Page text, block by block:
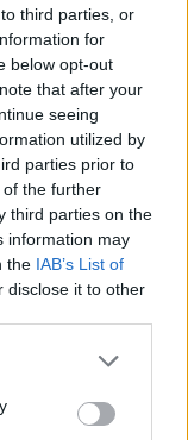
third parties, or
for
below opt-out
that after your
seeing
utilized by
parties prior to
the further
third parties on the
information may
the IAB’s List of
disclose it to other
or more Google
You may click to
party tags to
με μυθικό